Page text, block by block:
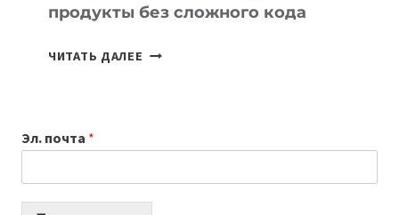
продукты без сложного кода
ЧИТАТЬ ДАЛЕЕ
СОЗДАВАТЬ
ПРОДУКТЫ
Эл. почта *